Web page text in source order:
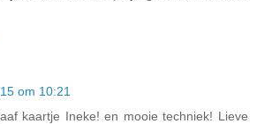
om 10:21
kaartje Ineke! en mooie techniek! Lieve